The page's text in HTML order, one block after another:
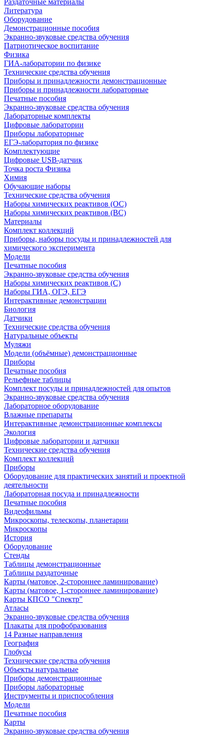
Раздаточные материалы
Литература
Оборудование
Демонстрационные пособия
Экранно-звуковые средства обучения
Патриотическое воспитание
Физика
ГИА-лаборатории по физике
Технические средства обучения
Приборы и принадлежности демонстрационные
Приборы и принадлежности лабораторные
Печатные пособия
Экранно-звуковые средства обучения
Лабораторные комплекты
Цифровые лаборатории
Приборы лабораторные
ЕГЭ-лаборатория по физике
Комплектующие
Цифровые USB-датчик
Точка роста Физика
Химия
Обучающие наборы
Технические средства обучения
Наборы химических реактивов (ОС)
Наборы химических реактивов (ВС)
Материалы
Комплект коллекций
Приборы, наборы посуды и принадлежностей для
химического эксперимента
Модели
Печатные пособия
Экранно-звуковые средства обучения
Наборы химических реактивов (С)
Наборы ГИА, ОГЭ, ЕГЭ
Интерактивные демонстрации
Биология
Датчики
Технические средства обучения
Натуральные объекты
Муляжи
Модели (объёмные) демонстрационные
Приборы
Печатные пособия
Рельефные таблицы
Комплект посуды и принадлежностей для опытов
Экранно-звуковые средства обучения
Лабораторное оборудование
Влажные препараты
Интерактивные демонстрационные комплексы
Экология
Цифровые лаборатории и датчики
Технические средства обучения
Комплект коллекций
Приборы
Оборудование для практических занятий и проектной
деятельности
Лабораторная посуда и принадлежности
Печатные пособия
Видеофильмы
Микроскопы, телескопы, планетарии
Микроскопы
История
Оборудование
Стенды
Таблицы демонстрационные
Таблицы раздаточные
Карты (матовое, 2-стороннее ламинирование)
Карты (матовое, 1-стороннее ламинирование)
Карты КПСО "Спектр"
Атласы
Экранно-звуковые средства обучения
Плакаты для профобразования
14 Разные направления
География
Глобусы
Технические средства обучения
Объекты натуральные
Приборы демонстрационные
Приборы лабораторные
Инструменты и приспособления
Модели
Печатные пособия
Карты
Экранно-звуковые средства обучения